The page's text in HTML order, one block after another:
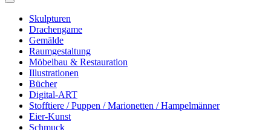
Skulpturen
Drachengame
Gemälde
Raumgestaltung
Möbelbau & Restauration
Illustrationen
Bücher
Digital-ART
Stofftiere / Puppen / Marionetten / Hampelmänner
Eier-Kunst
Schmuck